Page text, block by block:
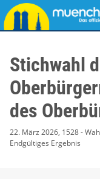
Stichwahl
des
22. März 2026, 1528 -
Endgültiges Ergebnis